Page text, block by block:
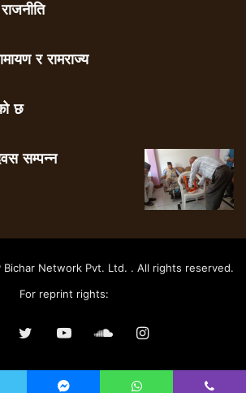
र रामराज्य
छ
सम्पन्न
Network Pvt. Ltd. . All rights reserved.
For reprint rights:
TwitterYouTubeSoundCloud
Instagram